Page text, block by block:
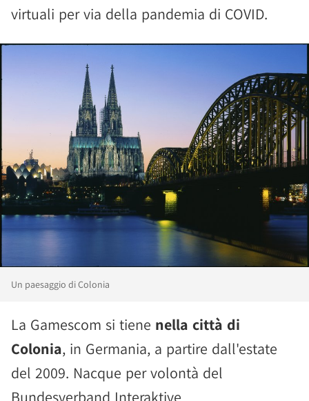
virtuali per via della pandemia di COVID.
Un paesaggio di Colonia
La Gamescom si tiene nella città di
Colonia, in Germania, a partire dall'estate
del 2009. Nacque per volontà del
Bundesverband Interaktive